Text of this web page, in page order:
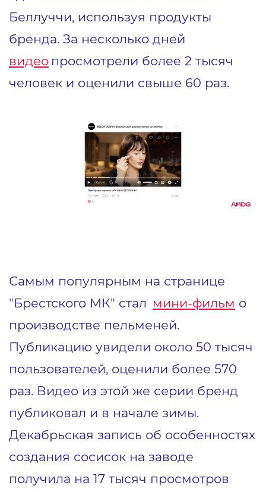
Беллуччи, используя продукты
бренда. За несколько дней
видео просмотрели более 2 тысяч
человек и оценили свыше 60 раз.
Самым популярным на странице
"Брестского МК" стал мини-фильм о
производстве пельменей.
Публикацию увидели около 50 тысяч
пользователей, оценили более 570
раз. Видео из этой же серии бренд
публиковал и в начале зимы.
Декабрьская запись об особенностях
создания сосисок на заводе
получила на 17 тысяч просмотров